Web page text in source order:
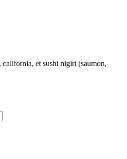
california, et sushi nigiri (saumon,